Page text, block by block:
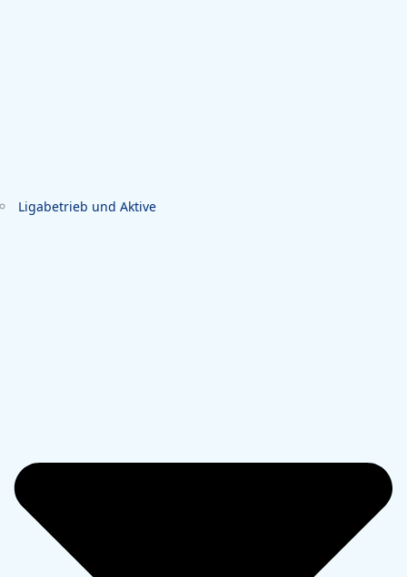
Ligabetrieb und Aktive